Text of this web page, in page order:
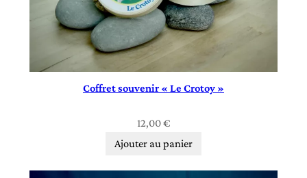
Coffret souvenir « Le Crotoy »
12,00€
Ajouter au panier